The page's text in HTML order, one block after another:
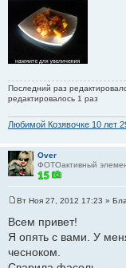
Последний раз
редактировалось 1 раз
Любимой Козявочке 10 лет
Over
ФОТОактивный
о
б
е
н
Вт Ноя 27, 2012 17:23 »
Всем привет!
Я опять с вами. У
чесноком.